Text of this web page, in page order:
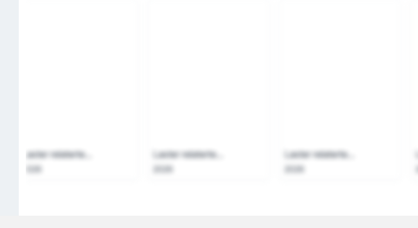
Laster relaterte... Laster relaterte... Laster relaterte...